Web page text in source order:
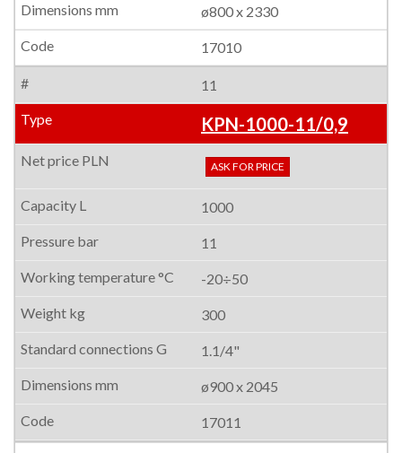
ø800 x 2330
17010
11
KPN-1000-11/0,9
ASK FOR PRICE
1000
11
-20÷50
300
1.1/4"
ø900 x 2045
17011